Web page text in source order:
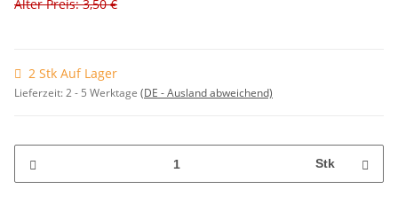
Alter Preis: 3,50 €
2 Stk Auf Lager
Lieferzeit:2 - 5 Werktage (DE - Ausland abweichend)
Stk